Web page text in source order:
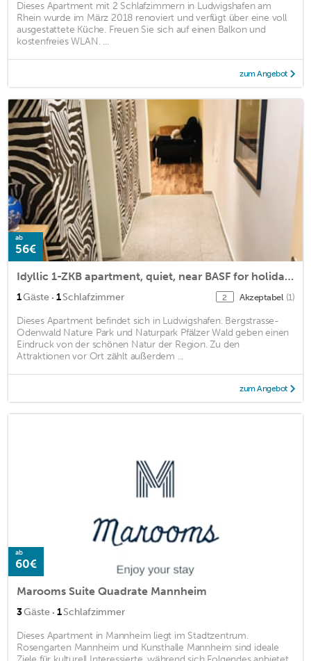
Dieses Apartment mit 2 Schlafzimmern in Ludwigshafen am
Rhein wurde im März 2018 renoviert und verfügt über eine voll
ausgestattete Küche. Freuen Sie sich auf einen Balkon und
kostenfreies WLAN. ...
zum Angebot
ab
56€
Idyllic 1-ZKB apartment, quiet, near BASF for holiday / business travelers
1Gäste · 1Schlafzimmer 2 Akzeptabel (1)
Dieses Apartment befindet sich in Ludwigshafen. Bergstrasse-
Odenwald Nature Park und Naturpark Pfälzer Wald geben einen
Eindruck von der schönen Natur der Region. Zu den
Attraktionen vor Ort zählt außerdem ...
zum Angebot
ab
60€
Marooms Suite Quadrate Mannheim
3Gäste · 1Schlafzimmer
Dieses Apartment in Mannheim liegt im Stadtzentrum.
Rosengarten Mannheim und Kunsthalle Mannheim sind ideale